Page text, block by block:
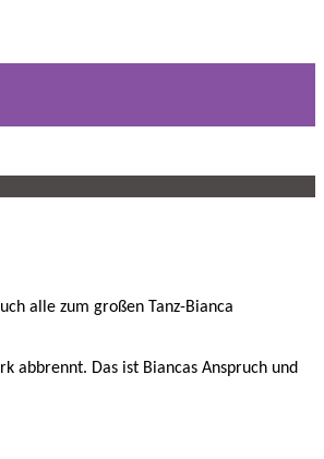
alle zum großen Tanz-Bianca
abbrennt. Das ist Biancas Anspruch und